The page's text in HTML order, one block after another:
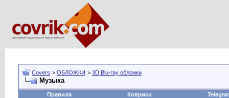
Covers > ОБЛОЖКИ > 3D Blu-ray обложки
Музыка
Правила Коврики